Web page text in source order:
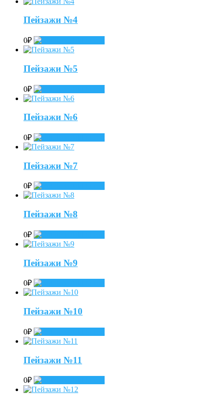
Пейзажи №4
0₽
Пейзажи №5
0₽
Пейзажи №6
0₽
Пейзажи №7
0₽
Пейзажи №8
0₽
Пейзажи №9
0₽
Пейзажи №10
0₽
Пейзажи №11
0₽